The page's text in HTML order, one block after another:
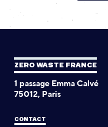
ZERO WASTE FRANCE
1 passage Emma Calvé
75012, Paris
CONTACT